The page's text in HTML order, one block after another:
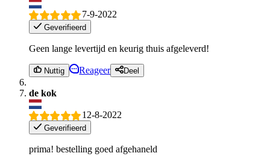
7-9-2022
Geverifieerd
Geen lange levertijd en keurig thuis afgeleverd!
Nuttig Reageer Deel
de kok
12-8-2022
Geverifieerd
prima! bestelling goed afgehaneld